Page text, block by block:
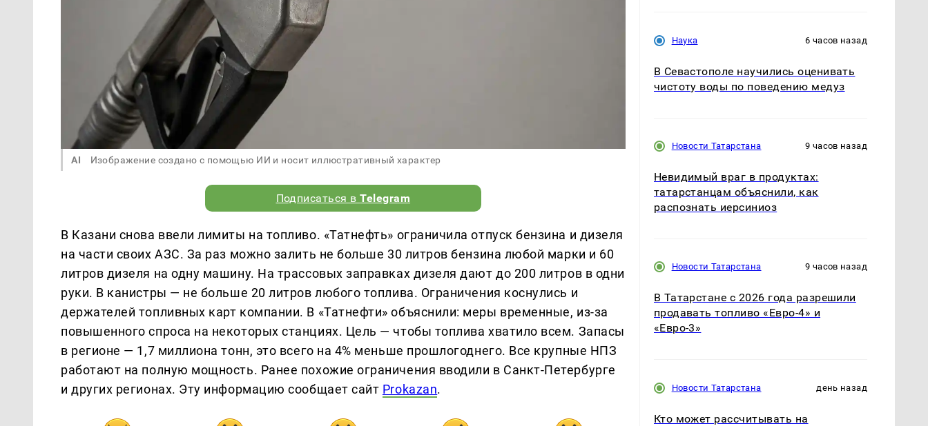
AI Изображение создано с помощью ИИ и носит иллюстративный характер
Подписаться вTelegram
В Казани снова ввели лимиты на топливо. «Татнефть» ограничила отпуск бензина и дизеля
на части своих АЗС. За раз можно залить не больше 30 литров бензина любой марки и 60
литров дизеля на одну машину. На трассовых заправках дизеля дают до 200 литров в одни
руки. В канистры — не больше 20 литров любого топлива. Ограничения коснулись и
держателей топливных карт компании. В «Татнефти» объяснили: меры временные, из-за
повышенного спроса на некоторых станциях. Цель — чтобы топлива хватило всем. Запасы
в регионе — 1,7 миллиона тонн, это всего на 4% меньше прошлогоднего. Все крупные НПЗ
работают на полную мощность. Ранее похожие ограничения вводили в Санкт-Петербурге
и других регионах. Эту информацию сообщает сайт Prokazan.
Наука 6 часов назад
В Севастополе научились оценивать
чистоту воды по поведению медуз
Новости Татарстана 9 часов назад
Невидимый враг в продуктах:
татарстанцам объяснили, как
распознать иерсиниоз
Новости Татарстана 9 часов назад
В Татарстане с 2026 года разрешили
продавать топливо «Евро-4» и
«Евро-3»
Новости Татарстана день назад
Кто может рассчитывать на